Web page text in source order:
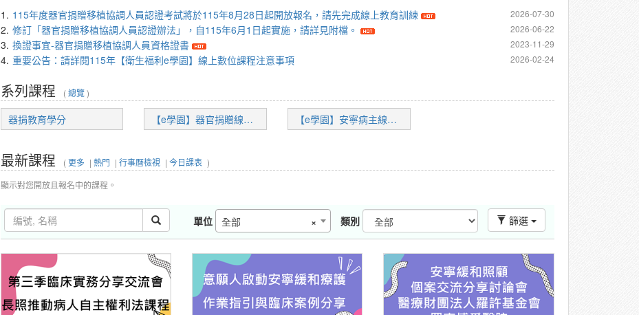
1. 2026-07-30
115年度器官捐贈移植協調人員認證考試將於115年8月28日起開放報名，請先完成線上教育訓練
2.
2026-06-22
修訂「器官捐贈移植協調人員認證辦法」，自115年6月1日起實施，請詳見附檔。
3.
2023-11-29
換證事宜-器官捐贈移植協調人員資格證書
4.
2026-02-24
重要公告：請詳閱115年【衛生福利e學園】線上數位課程注意事項
系列課程 (總覽)
器捐教育學分 【e學園】器官捐贈線上課程 【e學園】安寧病主線上課程
最新課程 (更多 | 熱門 | 行事曆檢視 | 今日課表 )
顯示對您開放且報名中的課程。
單位 ×
全部 類別 篩選